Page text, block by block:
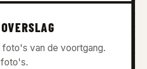
van de voortgang.
foto's.